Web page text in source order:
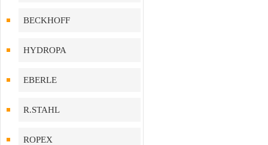
BECKHOFF
HYDROPA
EBERLE
R.STAHL
ROPEX